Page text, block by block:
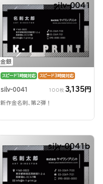
金銀
silv-0041
スピード1時間対応 スピード3時間対応
silv-0041 100枚 3,135円
新作金名刺、第2弾！
silv-0041b